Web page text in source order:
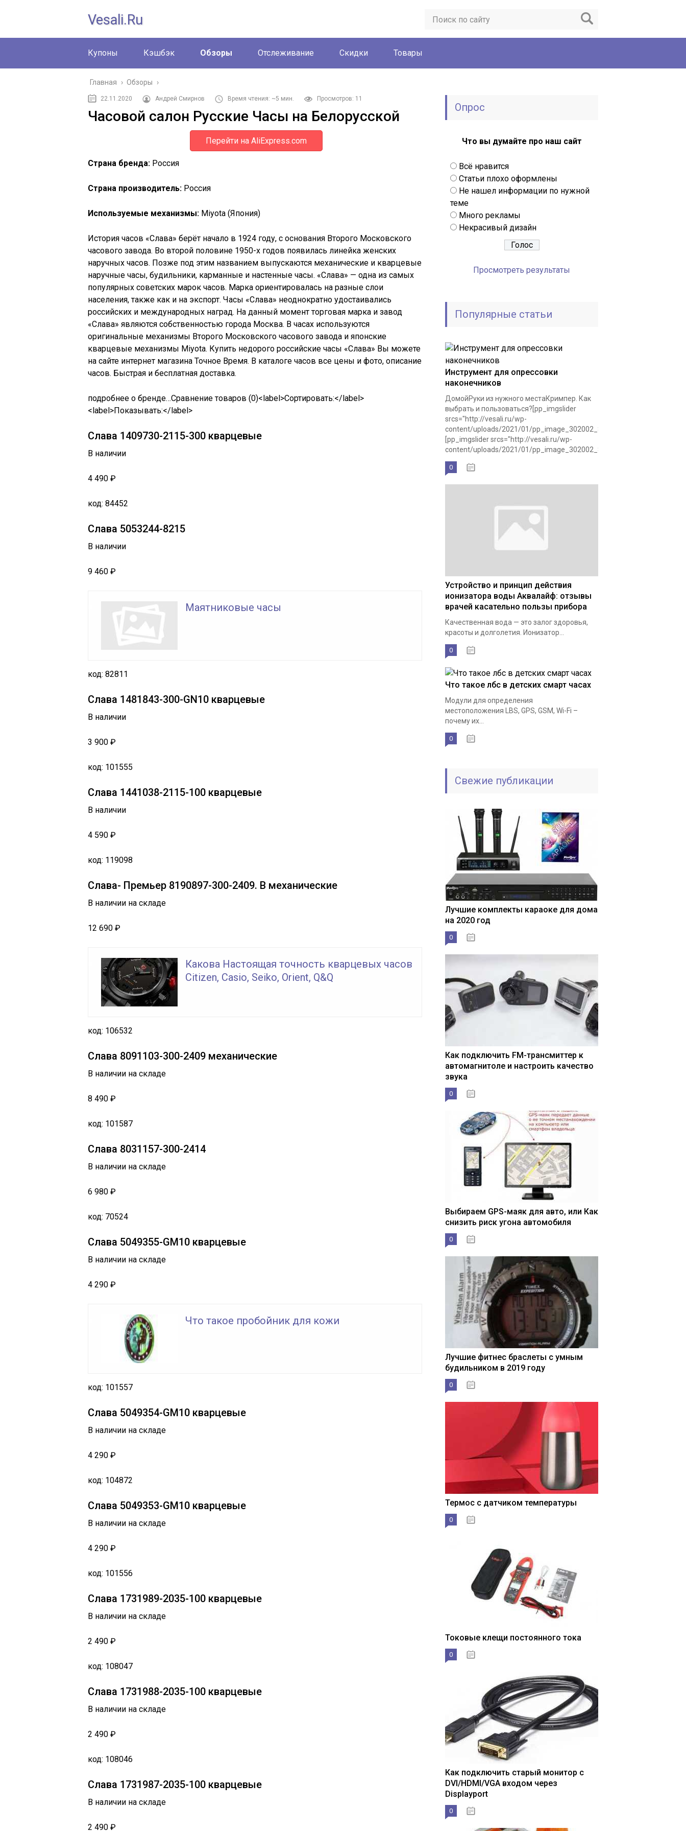
Vesali.ru
Купоны Кэшбэк Обзоры Отслеживание Скидки Товары
Главная › Обзоры ›
22.11.2020 Андрей Смирнов Время чтения: ~5 мин. Просмотров: 11
Часовой салон Русские Часы на Белорусской
Перейти на AliExpress.com
Страна бренда: Россия
Страна производитель: Россия
Используемые механизмы: Miyota (Япония)
История часов «Слава» берёт начало в 1924 году, с основания Второго Московского
часового завода. Во второй половине 1950-х годов появилась линейка женских
наручных часов. Позже под этим названием выпускаются механические и кварцевые
наручные часы, будильники, карманные и настенные часы. «Слава» — одна из самых
популярных советских марок часов. Марка ориентировалась на разные слои
населения, также как и на экспорт. Часы «Слава» неоднократно удостаивались
российских и международных наград. На данный момент торговая марка и завод
«Слава» являются собственностью города Москва. В часах используются
оригинальные механизмы Второго Московского часового завода и японские
кварцевые механизмы Miyota. Купить недорого российские часы «Слава» Вы можете
на сайте интернет магазина Точное Время. В каталоге часов все цены и фото, описание
часов. Быстрая и бесплатная доставка.
подробнее о бренде…Сравнение товаров (0)<label>Сортировать:</label>
<label>Показывать:</label>
Слава 1409730-2115-300 кварцевые
В наличии
4 490 ₽
код: 84452
Слава 5053244-8215
В наличии
9 460 ₽
Маятниковые часы
код: 82811
Слава 1481843-300-GN10 кварцевые
В наличии
3 900 ₽
код: 101555
Слава 1441038-2115-100 кварцевые
В наличии
4 590 ₽
код: 119098
Слава- Премьер 8190897-300-2409. В механические
В наличии на складе
12 690 ₽
Какова Настоящая точность кварцевых часов
Citizen, Casio, Seiko, Orient, Q&Q
код: 106532
Слава 8091103-300-2409 механические
В наличии на складе
8 490 ₽
код: 101587
Слава 8031157-300-2414
В наличии на складе
6 980 ₽
код: 70524
Слава 5049355-GM10 кварцевые
В наличии на складе
4 290 ₽
Что такое пробойник для кожи
код: 101557
Слава 5049354-GM10 кварцевые
В наличии на складе
4 290 ₽
код: 104872
Слава 5049353-GM10 кварцевые
В наличии на складе
4 290 ₽
код: 101556
Слава 1731989-2035-100 кварцевые
В наличии на складе
2 490 ₽
код: 108047
Слава 1731988-2035-100 кварцевые
В наличии на складе
2 490 ₽
код: 108046
Слава 1731987-2035-100 кварцевые
В наличии на складе
2 490 ₽
Опрос
Что вы думайте про наш сайт
Всё нравится
Статьи плохо оформлены
Не нашел информации по нужной
теме
Много рекламы
Некрасивый дизайн
Просмотреть результаты
Популярные статьи
Инструмент для опрессовки
наконечников
ДомойРуки из нужного местаКримпер. Как
выбрать и пользоваться?[pp_imgslider
srcs="http://vesali.ru/wp-
content/uploads/2021/01/pp_image_302002_8r8slafvntkrimper.jpg"]
[pp_imgslider srcs="http://vesali.ru/wp-
content/uploads/2021/01/
0
Устройство и принцип действия
ионизатора воды Аквалайф: отзывы
врачей касательно пользы прибора
Качественная вода — это залог здоровья,
красоты и долголетия. Ионизатор...
0
Что такое лбс в детских смарт часах
Модули для определения
местоположения LBS, GPS, GSM, Wi-Fi –
почему их...
0
Свежие публикации
Лучшие комплекты караоке для дома
на 2020 год
0
Как подключить FM-трансмиттер к
автомагнитоле и настроить качество
звука
0
Выбираем GPS-маяк для авто, или Как
снизить риск угона автомобиля
0
Лучшие фитнес браслеты с умным
будильником в 2019 году
0
Термос с датчиком температуры
0
Токовые клещи постоянного тока
0
Как подключить старый монитор с
DVI/HDMI/VGA входом через
Displayport
0